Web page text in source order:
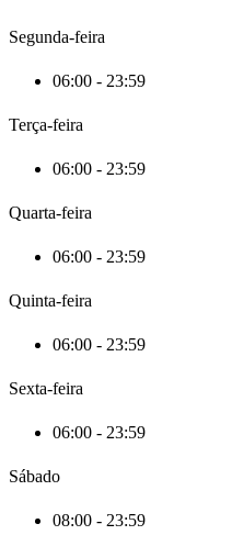
Segunda-feira
06:00 - 23:59
Terça-feira
06:00 - 23:59
Quarta-feira
06:00 - 23:59
Quinta-feira
06:00 - 23:59
Sexta-feira
06:00 - 23:59
Sábado
08:00 - 23:59